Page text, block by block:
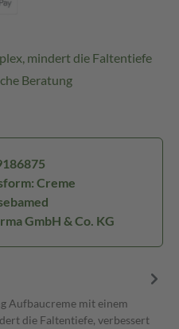
mindert die Faltentiefe
Beratung
Creme
GmbH & Co. KG
Aufbaucreme mit einem
die Faltentiefe, verbessert